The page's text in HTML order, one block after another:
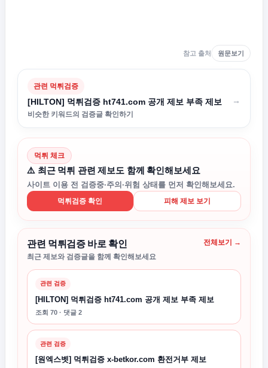
참고 출처 원문보기
관련 먹튀검증
[HILTON] 먹튀검증 ht741.com 공개 제보 부족 제보
비슷한 키워드의 검증글 확인하기
→
먹튀 체크
⚠️ 최근 먹튀 관련 제보도 함께 확인해보세요
사이트 이용 전 검증중·주의·위험 상태를 먼저 확인해보세요.
먹튀검증 확인 피해 제보 보기
관련 먹튀검증 바로 확인
최근 제보와 검증글을 함께 확인해보세요
전체보기 →
관련 검증
[HILTON] 먹튀검증 ht741.com 공개 제보 부족 제보
조회 70 · 댓글 2
관련 검증
[원엑스벳] 먹튀검증 x-betkor.com 환전거부 제보